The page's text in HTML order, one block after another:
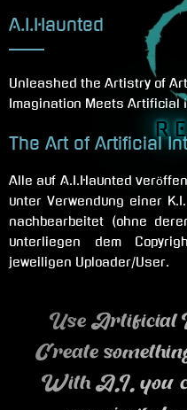
R
A.I.Haunted
Unleashed the Artistry of
Imagination Meets Artificial
The Art of Artificial
Alle auf A.I.Haunted
unter Verwendung einer
nachbearbeitet (ohne
unterliegen dem
jeweiligen Uploader/User.
Use Artificial
Create
With A.I. you